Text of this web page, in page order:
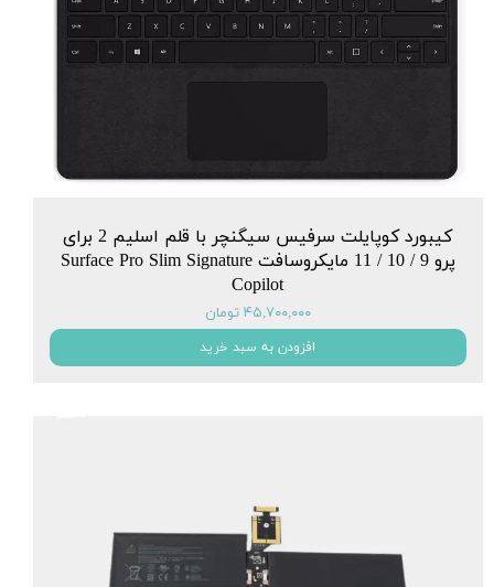
کیبورد کوپایلت سرفیس سیگنچر با قلم اسلیم 2 برای
پرو 9 / 10 / 11 مایکروسافت Surface Pro Slim Signature
Copilot
۴۵,۷۰۰,۰۰۰ تومان
افزودن به سبد خرید